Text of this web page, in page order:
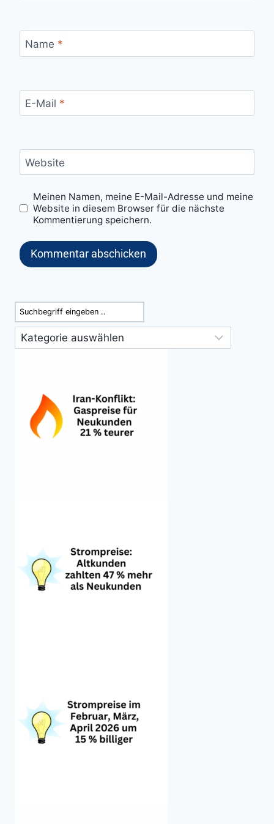
Name *
E-Mail *
Website
Meinen Namen, meine E-Mail-Adresse und meine
Website in diesem Browser für die nächste
Kommentierung speichern.
Suchen
Kategorien